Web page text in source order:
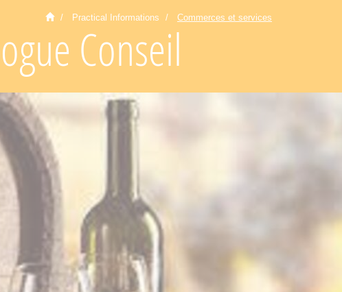
Practical Informations Commerces et services
Conseil